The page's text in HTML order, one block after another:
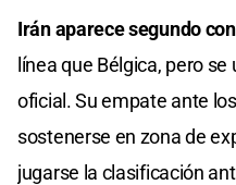
Irán aparece segundo
línea que Bélgica, pero
oficial. Su empate ante
sostenerse en zona de
jugarse la clasificación